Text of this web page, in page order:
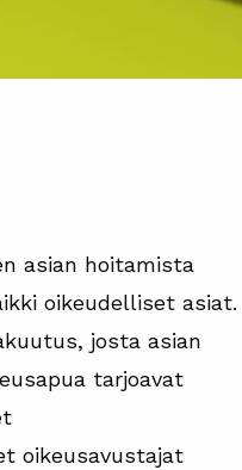
asian hoitamista
oikeudelliset asiat.
josta asian
tarjoavat
oikeusavustajat